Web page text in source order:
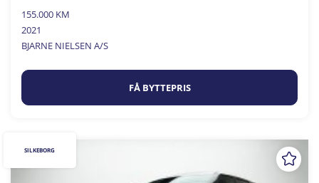
155.000 KM
2021
BJARNE NIELSEN A/S
FÅ BYTTEPRIS
SILKEBORG